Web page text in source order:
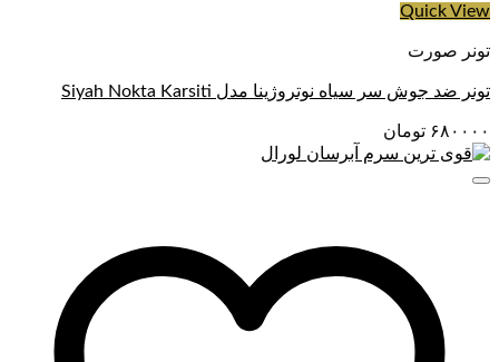
Quick View
تونر صورت
تونر ضد جوش سر سیاه نوتروژینا مدل Siyah Nokta Karsiti
۶۸۰۰۰۰ تومان